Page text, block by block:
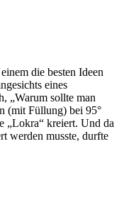
die besten Ideen
eines
„Warum sollte man
(mit Füllung) bei 95°
„Lokra“ kreiert. Und da
werden musste, durfte